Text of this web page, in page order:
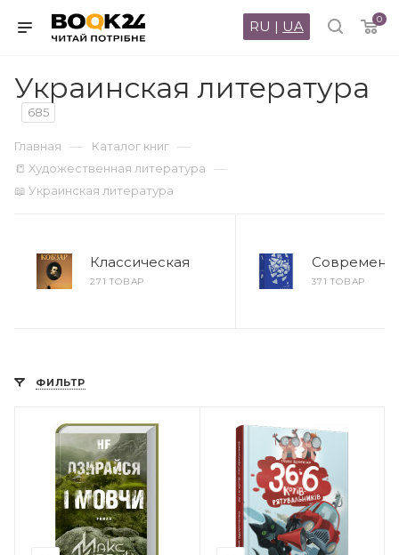
0
RU | UA
Украинская литература
685
Главная — Каталог книг —
📒 Художественная литература —
📖 Украинская литература
Классическая
271 ТОВАР 371 ТОВАР
ФИЛЬТР